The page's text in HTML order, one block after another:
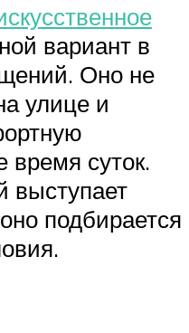
вариант в
Оно не
улице и
время суток.
выступает
подбирается